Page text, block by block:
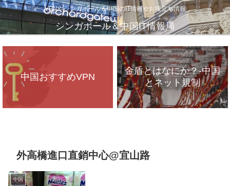
VPNやシンガポール＆中国のIT情報やお役立ち情報
シンガポール＆中国IT情報局
中国おすすめVPN
金盾とはなにか？-中国
とネット規制
外高橋進口直銷中心@宜山路
中国